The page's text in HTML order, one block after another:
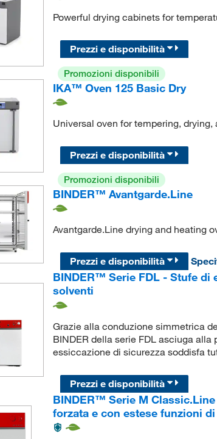
Powerful drying cabinets for
Prezzi e disponibilità
Promozioni disponibili
IKA™ Oven 125 Basic Dry
Universal oven for tempering,
Prezzi e disponibilità
Promozioni disponibili
BINDER™ Avantgarde.Line
Avantgarde.Line drying and heating
Prezzi e disponibilità
BINDER™ Serie FDL - Stufe di
solventi
Grazie alla conduzione simmetrica
BINDER della serie FDL asciuga
essiccazione di sicurezza soddisfa
Prezzi e disponibilità
BINDER™ Serie M
forzata e con estese funzioni